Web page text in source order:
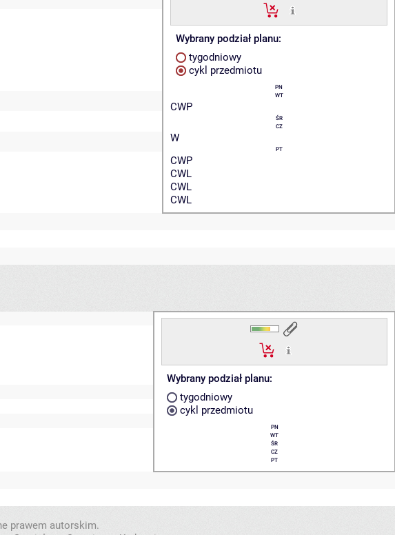
Wybrany podział planu:
tygodniowy
cykl przedmiotu
PN
WT
CWP
ŚR
CZ
W
PT
CWP
CWL
CWL
CWL
Wybrany podział planu:
tygodniowy
cykl przedmiotu
PN
WT
ŚR
CZ
PT
prawem autorskim.